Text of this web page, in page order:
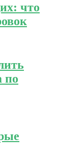
что
по